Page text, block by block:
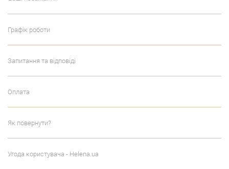
Графік роботи
Запитання та відповіді
Оплата
Як повернути?
Угода користувача - Helena.ua